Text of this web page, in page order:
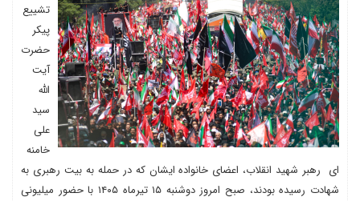
تشییع
پیکر
حضرت
آیت
الله
سید
علی
خامنه
ای رهبر شهید انقلاب، اعضای خانواده ایشان که در حمله به بیت رهبری به
شهادت رسیده بودند، صبح امروز دوشنبه ۱۵ تیرماه ۱۴۰۵ با حضور میلیونی